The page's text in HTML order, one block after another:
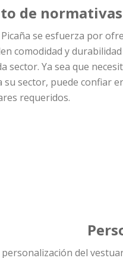
de normativas
se esfuerza por
comodidad y
sector. Ya sea que
sector, puede confiar
requeridos.
personalización del